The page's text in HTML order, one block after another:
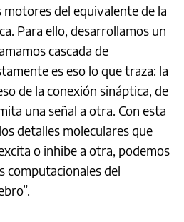
del equivalente de la
Para ello, desarrollamos un
cascada de
es eso lo que traza: la
de la conexión sináptica, de
una señal a otra. Con esta
detalles moleculares que
o inhibe a otra, podemos
computacionales del